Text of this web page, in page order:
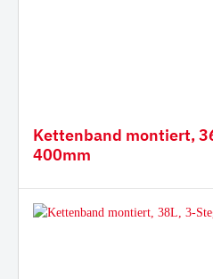
Kettenband montiert,
400mm